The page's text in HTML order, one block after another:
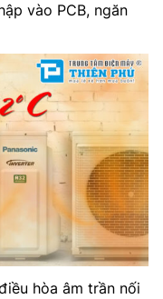
vào PCB, ngăn
hòa âm trần nối